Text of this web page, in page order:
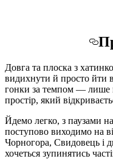
Довга та плоска з
видихнути й просто йти
гонки за темпом — лише
простір, який
Йдемо легко, з паузами
поступово виходимо на
Чорногора, Свидовець і
хочеться зупинятись